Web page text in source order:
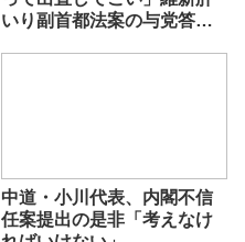
いり副首都法案の与党答弁
中道・小川代表、内閣不信
任案提出の是非「考えなけ